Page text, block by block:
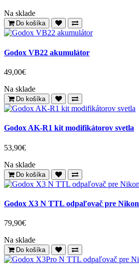
Na sklade
Do košíka
Godox VB22 akumulátor
49,00€
Na sklade
Do košíka
Godox AK-R1 kit modifikátorov svetla
53,90€
Na sklade
Do košíka
Godox X3 N TTL odpaľovač pre Nikon
79,90€
Na sklade
Do košíka